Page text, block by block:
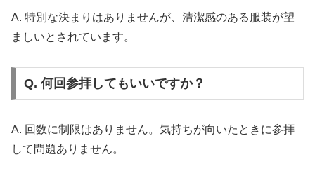
A. 特別な決まりはありませんが、清潔感のある服装が望
ましいとされています。
Q. 何回参拝してもいいですか？
A. 回数に制限はありません。気持ちが向いたときに参拝
して問題ありません。